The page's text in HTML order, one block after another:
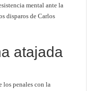
mental ante la
disparos de Carlos
atajada
los penales con la